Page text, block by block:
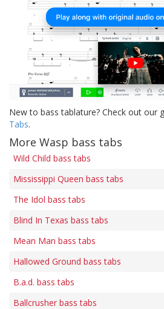
New to bass tablature? Check out our
Tabs.
More Wasp bass tabs
Wild Child bass tabs
Mississippi Queen bass tabs
The Idol bass tabs
Blind In Texas bass tabs
Mean Man bass tabs
Hallowed Ground bass tabs
B.a.d. bass tabs
Ballcrusher bass tabs